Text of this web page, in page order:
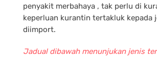
penyakit merbahaya , tak perlu di
keperluan kurantin tertakluk kepada
diimport.
Jadual dibawah menunjukan jenis